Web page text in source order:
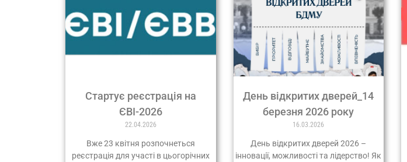
Стартує реєстрація на
ЄВІ-2026
22.04.2026
Вже 23 квітня розпочнеться
реєстрація для участі в цьогорічних
День відкритих дверей_14
березня 2026 року
16.03.2026
День відкритих дверей 2026 –
інновації, можливості та лідерство! Як